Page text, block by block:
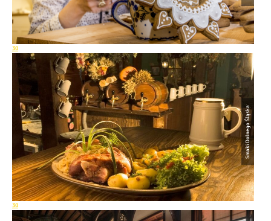
30
Smaki Dolnego Śląska
30